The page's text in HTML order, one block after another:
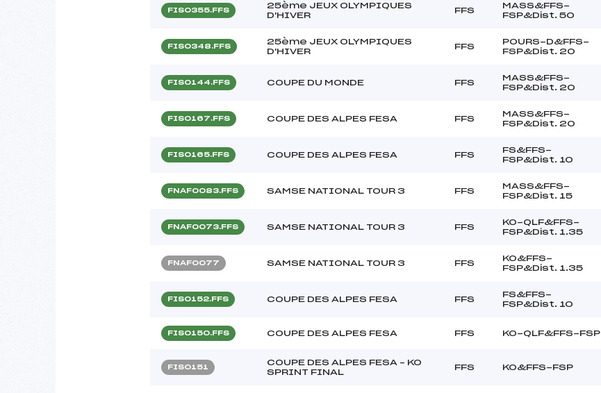
FIS0355.FFS
25ème JEUX OLYMPIQUES
D'HIVER
FFS
MASS&FFS-
FSP&Dist. 50
FIS0348.FFS
25ème JEUX OLYMPIQUES
D'HIVER
FFS
POURS-D&FFS-
FSP&Dist. 20
FIS0144.FFS COUPE DU MONDE FFS
MASS&FFS-
FSP&Dist. 20
FIS0167.FFS COUPE DES ALPES FESA FFS
MASS&FFS-
FSP&Dist. 20
FIS0165.FFS COUPE DES ALPES FESA FFS
FS&FFS-
FSP&Dist. 10
FNAF0083.FFS SAMSE NATIONAL TOUR 3 FFS
MASS&FFS-
FSP&Dist. 15
FNAF0073.FFS SAMSE NATIONAL TOUR 3 FFS
KO-QLF&FFS-
FSP&Dist. 1.35
FNAF0077 SAMSE NATIONAL TOUR 3 FFS
KO&FFS-
FSP&Dist. 1.35
FIS0152.FFS COUPE DES ALPES FESA FFS
FS&FFS-
FSP&Dist. 10
FIS0150.FFS COUPE DES ALPES FESA FFS KO-QLF&FFS-FSP
FIS0151
COUPE DES ALPES FESA – KO
SPRINT FINAL
FFS KO&FFS-FSP